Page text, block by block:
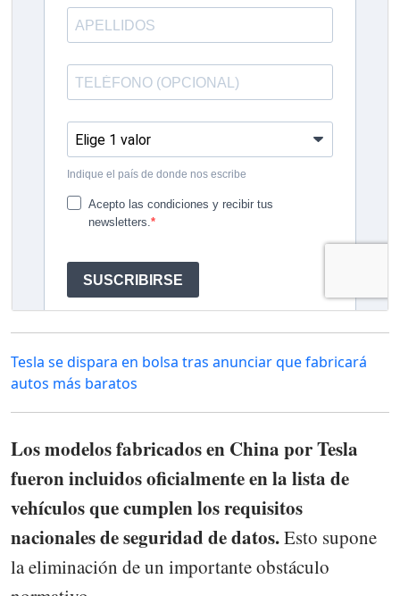
Tesla se dispara en bolsa tras anunciar que fabricará
autos más baratos
Los modelos fabricados en China por Tesla
fueron incluidos oficialmente en la lista de
vehículos que cumplen los requisitos
nacionales de seguridad de datos.Esto supone
la eliminación de un importante obstáculo